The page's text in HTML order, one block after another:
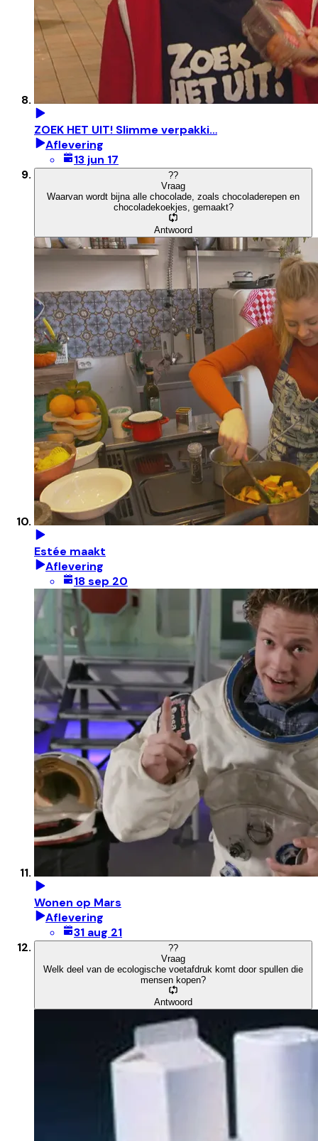
ZOEK HET UIT! Slimme verpakki…
Aflevering
13 jun 17
??
Vraag
Waarvan wordt bijna alle chocolade, zoals chocoladerepen en
chocoladekoekjes, gemaakt?
Antwoord
Estée maakt
Aflevering
18 sep 20
Wonen op Mars
Aflevering
31 aug 21
??
Vraag
Welk deel van de ecologische voetafdruk komt door spullen die
mensen kopen?
Antwoord